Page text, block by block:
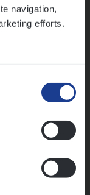
navigation,
efforts.
én op het